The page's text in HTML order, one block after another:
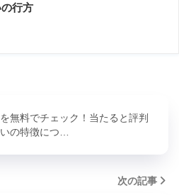
行方
無料でチェック！当たると評判
の特徴につ…
次の記事